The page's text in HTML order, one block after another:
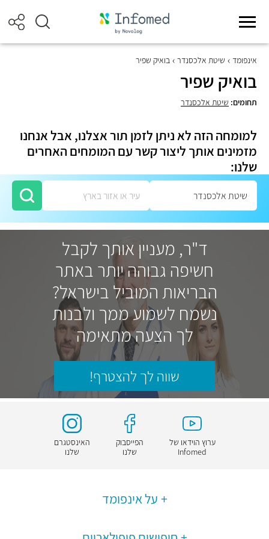
אינפומד שיטת אלכסנדר בואיק שפיר
בואיק שפיר
תחומים: שיטת אלכסנדר
למומחה הזה לא ניתן לזמן תור אצלנו, אבל אנחנו
מזמינים אותך ליצור קשר עם המומחים האחרים
שלנו:
ד"ר, מעניין אותך לקבל
חשיפה גבוהה יותר באתר
הבריאות המוביל בישראל?
נשמח לשמוע ממך ולבנות
לך הצעה מתאימה
שווה לך להצטרף!
ערוץ הוידאו של
Infomed
הפייסבוק
שלנו
האינסטגרם
שלנו
על אינפומד